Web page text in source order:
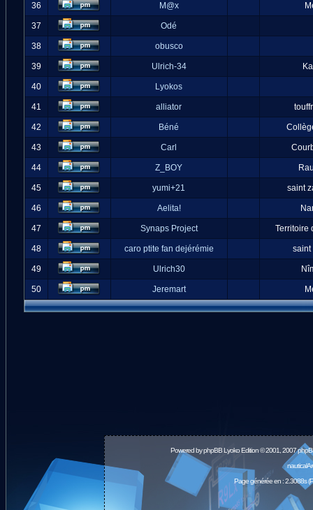
36 M@x
37 Odé
38 obusco
39 Ulrich-34
40 Lyokos
41 alliator
42 Béné
43 Carl
44 Z_BOY
45 yumi+21 saint
46 Aelita!
47 Synaps Project Territoire
48 caro ptite fan dejérémie saint
49 Ulrich30
50 Jeremart
Powered byphpBBLyoko Edition © 2001, 2007
Page générée en : 2.3088s